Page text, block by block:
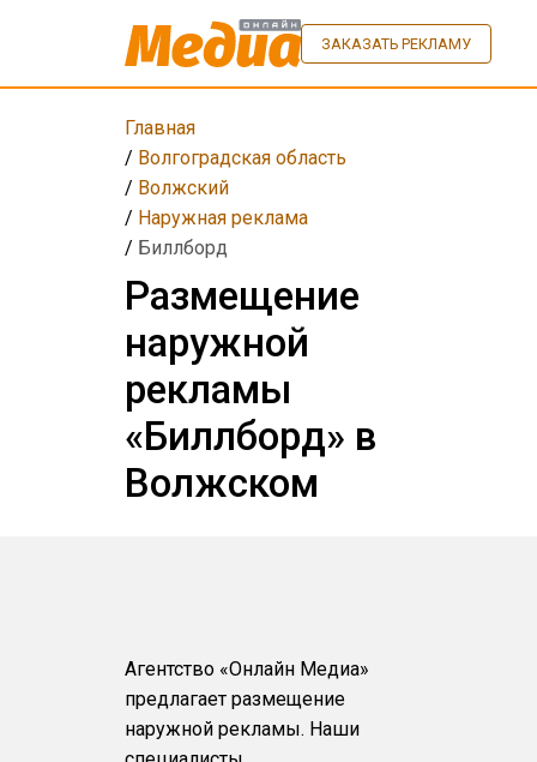
ЗАКАЗАТЬ РЕКЛАМУ
Главная
/ Волгоградская область
/ Волжский
/ Наружная реклама
/ Биллборд
Размещение
наружной
рекламы
«Биллборд» в
Волжском
Агентство «Онлайн Медиа»
предлагает размещение
наружной рекламы. Наши